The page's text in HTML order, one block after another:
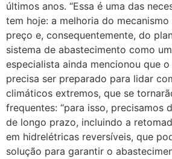
últimos anos. “Essa é uma das
tem hoje: a melhoria do
preço e, consequentemente, do
sistema de abastecimento como
especialista ainda mencionou que
precisa ser preparado para lidar
climáticos extremos, que se
frequentes: “para isso, precisamos
de longo prazo, incluindo a
em hidrelétricas reversíveis, que
solução para garantir o